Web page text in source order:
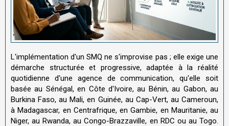
L'implémentation d'un SMQ ne s'improvise pas ; elle exige une
démarche structurée et progressive, adaptée à la réalité
quotidienne d'une agence de communication, qu'elle soit
basée au Sénégal, en Côte d'Ivoire, au Bénin, au Gabon, au
Burkina Faso, au Mali, en Guinée, au Cap-Vert, au Cameroun,
à Madagascar, en Centrafrique, en Gambie, en Mauritanie, au
Niger, au Rwanda, au Congo-Brazzaville, en RDC ou au Togo.